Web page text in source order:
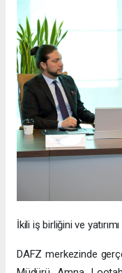
İkili iş birliğini ve
DAFZ merkezinde